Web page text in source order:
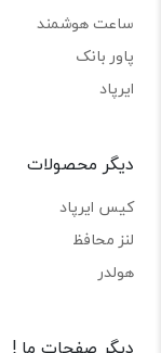
ساعت هوشمند
پاور بانک
ایرپاد
دیگر محصولات
کیس ایرپاد
لنز محافظ
هولدر